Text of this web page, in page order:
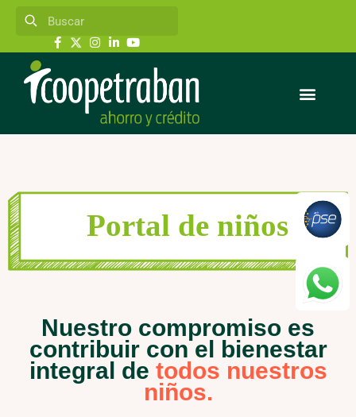
Portal de niños
Nuestro compromiso es
contribuir con el bienestar
integral de todos nuestros
niños.